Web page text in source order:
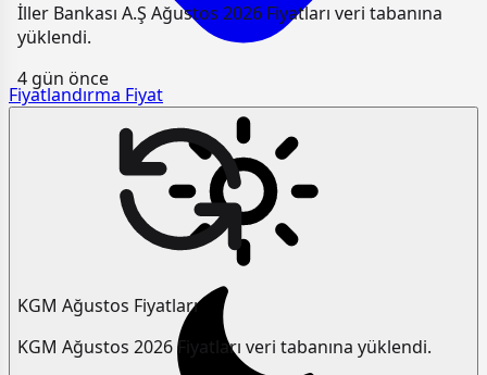
Fiyatlandırma Fiyat
İller Bankası A.Ş Ağustos 2026 Fiyatları veri tabanına
yüklendi.
4 gün önce
KGM Ağustos Fiyatları
KGM Ağustos 2026 Fiyatları veri tabanına yüklendi.